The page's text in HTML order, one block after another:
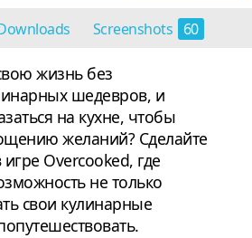
Screenshots 60
жизнь без
шедевров, и
на кухне, чтобы
желаний? Сделайте
Overcooked, где
не только
свои кулинарные